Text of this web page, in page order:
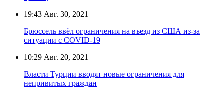
19:43 Авг. 30, 2021
Брюссель ввёл ограничения на въезд из США из-за
ситуации с COVID-19
10:29 Авг. 20, 2021
Власти Турции вводят новые ограничения для
непривитых граждан